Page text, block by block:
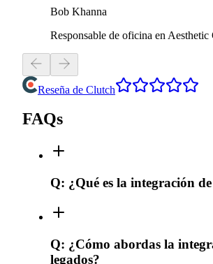
Bob Khanna
Responsable de oficina en
Reseña de Clutch
FAQs
Q: ¿Qué es la integración
Q: ¿Cómo abordas la
legados?